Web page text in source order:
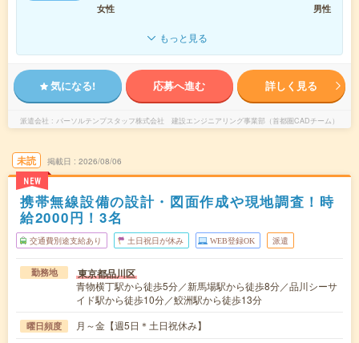
女性
男性
もっと見る
気になる! 応募へ進む 詳しく見る
派遣会社 パーソルテンプスタッフ株式会社 建設エンジニアリング事業部（首都圏CADチーム）
未読
NEW
掲載日 2026/08/06
携帯無線設備の設計・図面作成や現地調査！時
給2000円！3名
交通費別途支給あり 土日祝日が休み WEB登録OK 派遣
勤務地 東京都品川区
青物横丁駅から徒歩5分／新馬場駅から徒歩8分／品川シーサ
イド駅から徒歩10分／鮫洲駅から徒歩13分
曜日頻度 月～金【週5日＊土日祝休み】